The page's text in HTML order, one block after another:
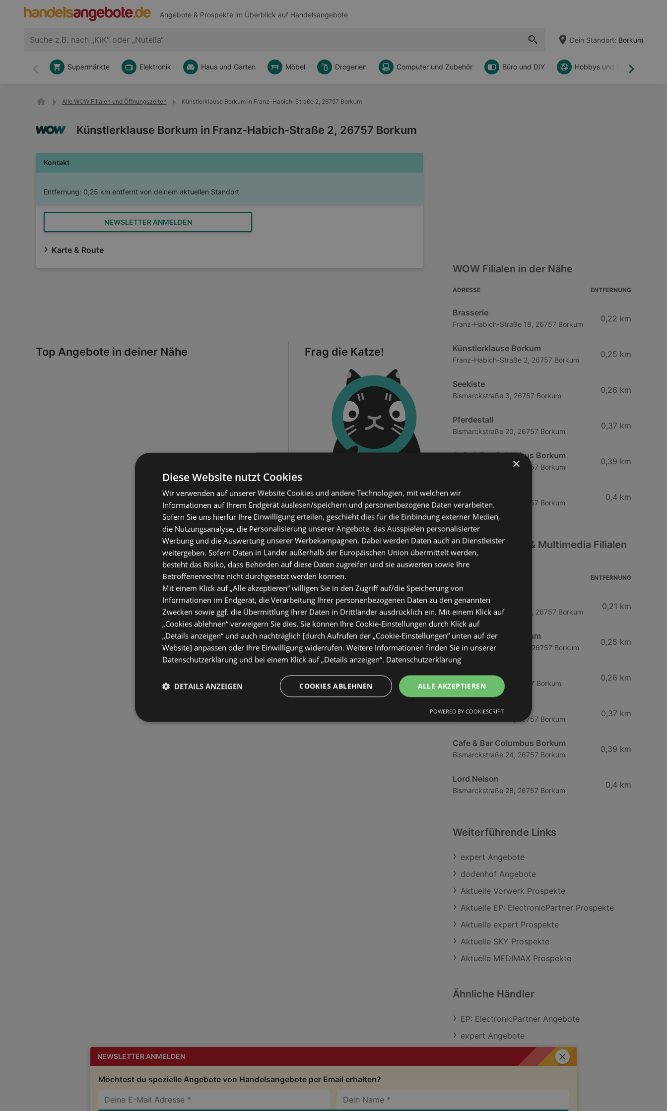
Angebote & Prospekte im Überblick auf Handelsangebote
Dein Standort: Borkum
Zurück Weiter
Supermärkte Elektronik Haus und Garten Möbel Drogerien Computer und Zubehör Büro und DIY Hobbys und Freizeit
Alle WOW Filialen und Öffnungszeiten Künstlerklause Borkum in Franz-Habich-Straße 2, 26757 Borkum
Künstlerklause Borkum in Franz-Habich-Straße 2, 26757 Borkum
Kontakt
Entfernung: 0,25 km entfernt von deinem aktuellen Standort
NEWSLETTER ANMELDEN
Karte & Route
Schließen
NEWSLETTER ANMELDEN
Möchtest du spezielle Angebote von Handelsangebote per Email erhalten?
Top Angebote in deiner Nähe Frag die Katze!
WOW Filialen in der Nähe
ADRESSE ENTFERNUNG
Brasserie
Franz-Habich-Straße 18, 26757 Borkum
0,22 km
Künstlerklause Borkum
Franz-Habich-Straße 2, 26757 Borkum
0,25 km
Seekiste
Bismarckstraße 3, 26757 Borkum
0,26 km
Pferdestall
Bismarckstraße 20, 26757 Borkum
0,37 km
Cafe & Bar Columbus Borkum
Bismarckstraße 24, 26757 Borkum
0,39 km
Lord Nelson
Bismarckstraße 28, 26757 Borkum
0,4 km
Weitere Elektro & Multimedia Filialen
in der Nähe
ENTFERNUNG
Brasserie
Franz-Habich-Straße 18, 26757 Borkum
0,21 km
Künstlerklause Borkum
Franz-Habich-Straße 2, 26757 Borkum
0,25 km
Bismarckstraße 3, 26757 Borkum
0,26 km
Pferdestall
Bismarckstraße 20, 26757 Borkum
0,37 km
Cafe & Bar Columbus Borkum
Bismarckstraße 24, 26757 Borkum
0,39 km
Lord Nelson
Bismarckstraße 28, 26757 Borkum
0,4 km
Weiterführende Links
expert Angebote
dodenhof Angebote
Aktuelle Vorwerk Prospekte
Aktuelle EP: ElectronicPartner Prospekte
Aktuelle expert Prospekte
Aktuelle SKY Prospekte
Aktuelle MEDIMAX Prospekte
Ähnliche Händler
EP: ElectronicPartner Angebote
expert Angebote
MediaMarkt Saturn Angebote
×
Diese Website nutzt Cookies
Wir verwenden auf unserer Website Cookies und andere Technologien, mit welchen wir
Informationen auf Ihrem Endgerät auslesen/speichern und personenbezogene Daten verarbeiten.
Sofern Sie uns hierfür Ihre Einwilligung erteilen, geschieht dies für die Einbindung externer Medien,
die Nutzungsanalyse, die Personalisierung unserer Angebote, das Ausspielen personalisierter
Werbung und die Auswertung unserer Werbekampagnen. Dabei werden Daten auch an Dienstleister
weitergeben. Sofern Daten in Länder außerhalb der Europäischen Union übermittelt werden,
besteht das Risiko, dass Behörden auf diese Daten zugreifen und sie auswerten sowie Ihre
Betroffenenrechte nicht durchgesetzt werden können.
Mit einem Klick auf „Alle akzeptieren“ willigen Sie in den Zugriff auf/die Speicherung von
Informationen im Endgerät, die Verarbeitung Ihrer personenbezogenen Daten zu den genannten
Zwecken sowie ggf. die Übermittlung Ihrer Daten in Drittländer ausdrücklich ein. Mit einem Klick auf
„Cookies ablehnen“ verweigern Sie dies. Sie können Ihre Cookie-Einstellungen durch Klick auf
„Details anzeigen“ und auch nachträglich [durch Aufrufen der „Cookie-Einstellungen“ unten auf der
Website] anpassen oder Ihre Einwilligung widerrufen. Weitere Informationen finden Sie in unserer
Datenschutzerklärung und bei einem Klick auf „Details anzeigen“. Datenschutzerklärung
ALLE AKZEPTIEREN
COOKIES ABLEHNEN
DETAILS ANZEIGEN
POWERED BY COOKIESCRIPT